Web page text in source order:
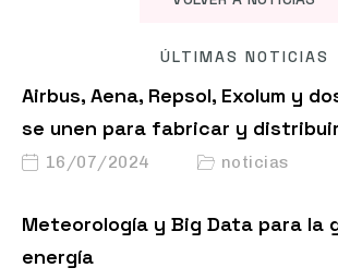
ÚLTIMAS NOTICIAS
Airbus, Aena, Repsol, Exolum y
se unen para fabricar y
16/07/2024 noticias
Meteorología y Big Data para la
energía